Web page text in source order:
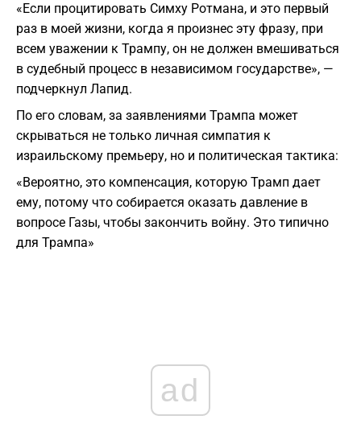
«Если процитировать Симху Ротмана, и это первый
раз в моей жизни, когда я произнес эту фразу, при
всем уважении к Трампу, он не должен вмешиваться
в судебный процесс в независимом государстве», —
подчеркнул Лапид.
По его словам, за заявлениями Трампа может
скрываться не только личная симпатия к
израильскому премьеру, но и политическая тактика:
«Вероятно, это компенсация, которую Трамп дает
ему, потому что собирается оказать давление в
вопросе Газы, чтобы закончить войну. Это типично
для Трампа»
ad